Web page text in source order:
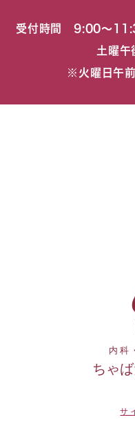
受付時間 9:00〜
土曜午
※火曜日午
内科
ちゃ
サ